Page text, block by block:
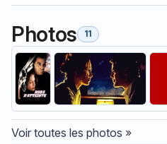
Photos 11
Voir toutes les photos »